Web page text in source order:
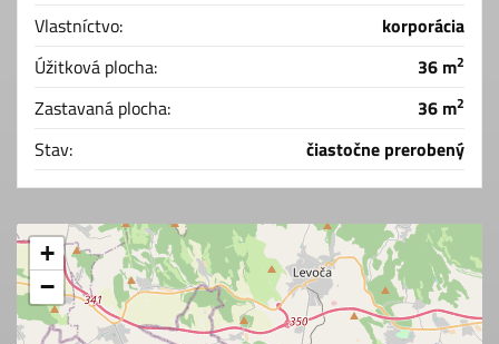
Vlastníctvo:
korporácia
Úžitková plocha:
36 m2
Zastavaná plocha: 36 m2
Stav: čiastočne prerobený
+
−